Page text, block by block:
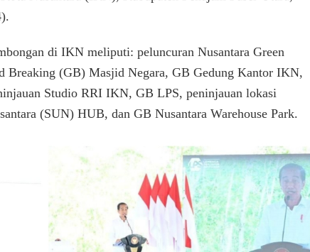
IKN
di IKN meliputi: peluncuran Nusantara Green
Breaking (GB) Masjid Negara, GB Gedung Kantor IKN,
Studio RRI IKN, GB LPS, peninjauan lokasi
(SUN) HUB, dan GB Nusantara Warehouse Park.